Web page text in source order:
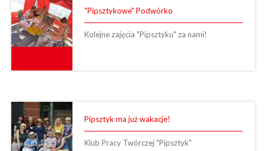
"Pipsztykowe" Podwórko
Kolejne zajęcia "Pipsztyku" za nami!
Pipsztyk ma już wakacje!
Klub Pracy Twórczej "Pipsztyk"